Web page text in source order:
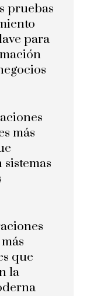
pruebas
para
más
que
la